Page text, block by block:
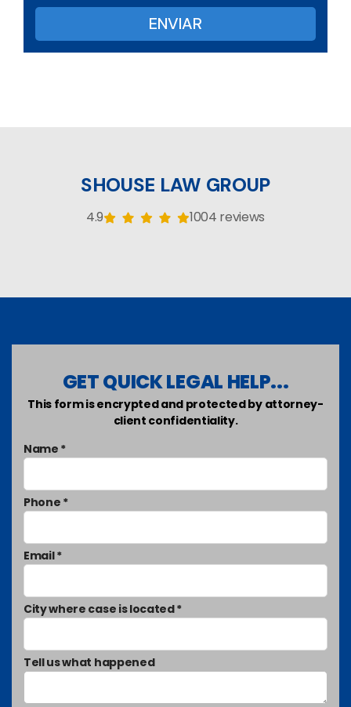
SHOUSE LAW GROUP
4.9 1004 reviews
GET QUICK LEGAL HELP...
This form is encrypted and protected by attorney-
client confidentiality.
Name *
Phone *
Email *
City where case is located *
Tell us what happened